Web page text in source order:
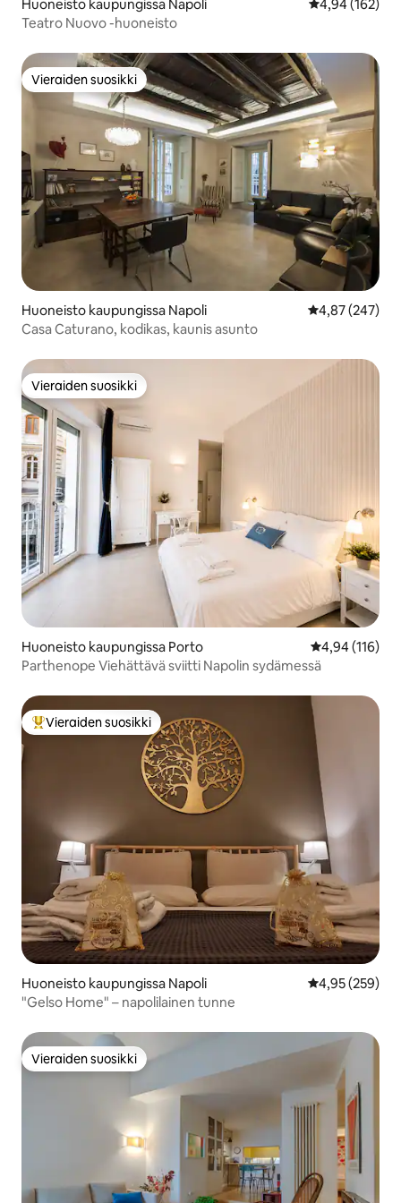
Huoneisto kaupungissa Napoli
4,94 (162)
Teatro Nuovo -huoneisto
Vieraiden suosikki
Vieraiden suosikki
Huoneisto kaupungissa Napoli
4,87 (247)
Casa Caturano, kodikas, kaunis asunto
Vieraiden suosikki
Vieraiden suosikki
Huoneisto kaupungissa Porto
4,94 (116)
Parthenope Viehättävä sviitti Napolin sydämessä
Vieraiden suosikkien parhaimmistoa
Vieraiden suosikki
Huoneisto kaupungissa Napoli
4,95 (259)
"Gelso Home" – napolilainen tunne
Vieraiden suosikki
Vieraiden suosikki